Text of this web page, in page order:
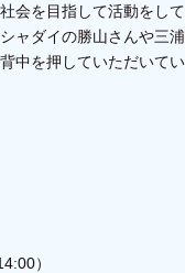
会を目指して活動をして
ャダイの勝山さんや三浦
中を押していただいてい
）